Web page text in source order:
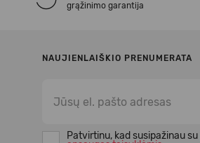
grąžinimo garantija
NAUJIENLAIŠKIO PRENUMERATA
Patvirtinu, kad susipažinau su